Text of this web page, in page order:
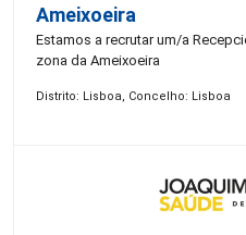
Ameixoeira
Estamos a recrutar um/a
zona da Ameixoeira
Distrito: Lisboa, Concelho: Lisboa